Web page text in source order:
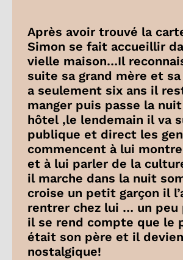
Après avoir trouvé la
Simon se fait accueillir
vielle maison…Il
suite sa grand mère et
a seulement six ans il
manger puis passe la
hôtel ,le lendemain il va
publique et direct les
commencent à lui
et à lui parler de la
il marche dans la nuit
croise un petit garçon il
rentrer chez lui … un peu
il se rend compte que le
était son père et il
nostalgique!